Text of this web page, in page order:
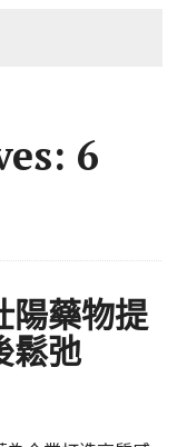
6
陽藥物提
鬆弛